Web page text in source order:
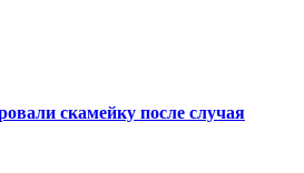
скамейку после случая